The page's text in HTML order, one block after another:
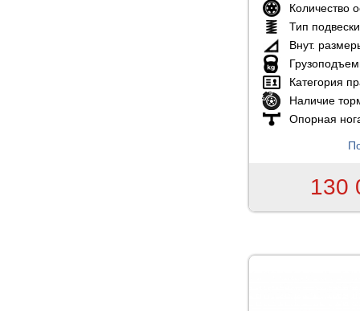
Количество
Тип
Внут.
Категория
Наличие
Опорная
130